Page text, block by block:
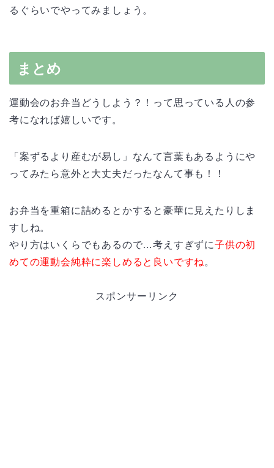
るぐらいでやってみましょう。
まとめ
運動会のお弁当どうしよう？！って思っている人の参
考になれば嬉しいです。
「案ずるより産むが易し」なんて言葉もあるようにや
ってみたら意外と大丈夫だったなんて事も！！
お弁当を重箱に詰めるとかすると豪華に見えたりしま
すしね。
やり方はいくらでもあるので…考えすぎずに子供の初
めての運動会純粋に楽しめると良いですね 。
スポンサーリンク